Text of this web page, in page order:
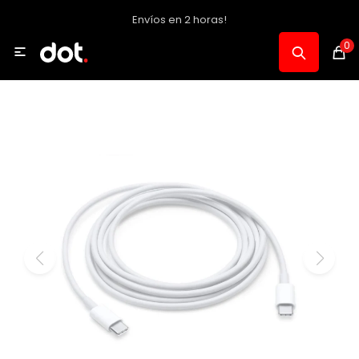
Envíos en 2 horas!
0

Celulares, Relojes y Tablets
Informática
Audio, Foto y Video